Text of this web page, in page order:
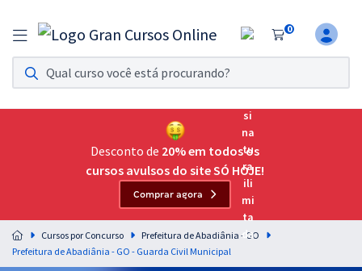
0
Assinatura Ilimitada 11
Acesso a todos os cursos. Teste grátis por 7 dias!
Assinatura OAB Até Passar
Acesso ilimitado a toda preparação para o Exame da
Residências Multiprofissionais
Preparação completa e intensiva para as principais
residências em saúde do Brasil
Desconto de 20% em todos os
cursos avulsos do site SÓ HOJE!
Comprar agora
Cursos por Concurso
Prefeitura de Abadiânia - GO
Prefeitura de Abadiânia - GO - Guarda Civil Municipal